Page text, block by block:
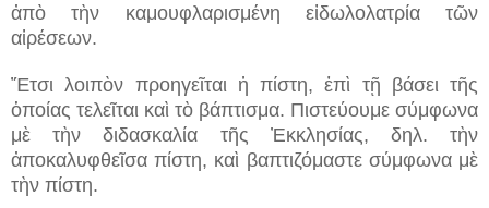
ἀπὸ τὴν καμουφλαρισμένη εἰδωλολατρία τῶν
αἱρέσεων.
Ἔτσι λοιπὸν προηγεῖται ἡ πίστη, ἐπὶ τῇ βάσει τῆς
ὁποίας τελεῖται καὶ τὸ βάπτισμα. Πιστεύουμε σύμφωνα
μὲ τὴν διδασκαλία τῆς Ἐκκλησίας, δηλ. τὴν
ἀποκαλυφθεῖσα πίστη, καὶ βαπτιζόμαστε σύμφωνα μὲ
τὴν πίστη.